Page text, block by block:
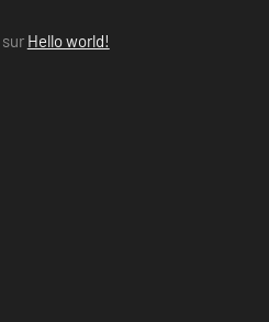
Hello world!